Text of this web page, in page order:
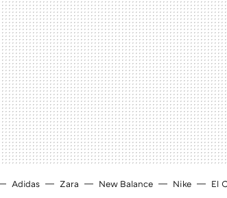
Adidas Zara New Balance Nike El